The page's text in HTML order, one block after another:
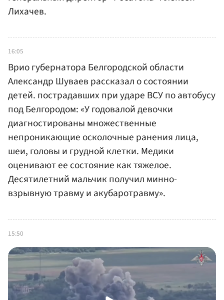
Лихачев.
16:05
Врио губернатора Белгородской области
Александр Шуваев рассказал о состоянии
детей. пострадавших при ударе ВСУ по автобусу
под Белгородом: «У годовалой девочки
диагностированы множественные
непроникающие осколочные ранения лица,
шеи, головы и грудной клетки. Медики
оценивают ее состояние как тяжелое.
Десятилетний мальчик получил минно-
взрывную травму и акубаротравму».
15:50